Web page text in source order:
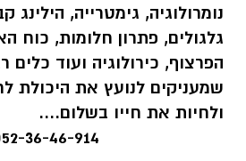
נומרולוגיה, גימטרייה, הילינג
גלגולים, פתרון חלומות, כוח
הפרצוף, כירולוגיה ועוד כלים
שמעניקים לנועץ את היכולת
ולחיות את חייו בשלום....
36-46-914